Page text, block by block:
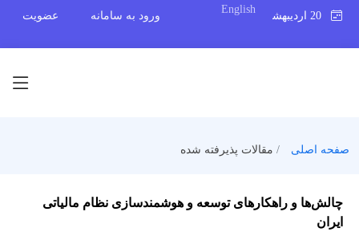
English
ورود به سامانه عضویت
صفحه اصلی مقالات پذیرفته شده
چالش‌ها و راهکارهای توسعه و هوشمندسازی نظام مالیاتی
ایران